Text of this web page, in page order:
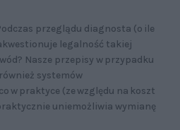
przeglądu diagnosta (o ile
legalność takiej
Nasze przepisy w przypadku
systemów
w praktyce (ze względu na koszt
uniemożliwia wymianę